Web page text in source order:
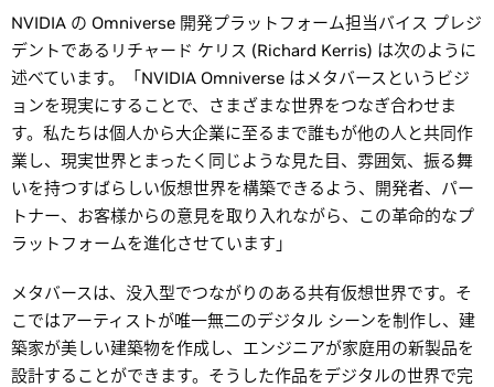
NVIDIA の Omniverse 開発プラットフォーム担当バイス プレジ
デントであるリチャード ケリス (Richard Kerris) は次のように
述べています。「NVIDIA Omniverse はメタバースというビジ
ョンを現実にすることで、さまざまな世界をつなぎ合わせま
す。私たちは個人から大企業に至るまで誰もが他の人と共同作
業し、現実世界とまったく同じような見た目、雰囲気、振る舞
いを持つすばらしい仮想世界を構築できるよう、開発者、パー
トナー、お客様からの意見を取り入れながら、この革命的なプ
ラットフォームを進化させています」
メタバースは、没入型でつながりのある共有仮想世界です。そ
こではアーティストが唯一無二のデジタル シーンを制作し、建
築家が美しい建築物を作成し、エンジニアが家庭用の新製品を
設計することができます。そうした作品をデジタルの世界で完